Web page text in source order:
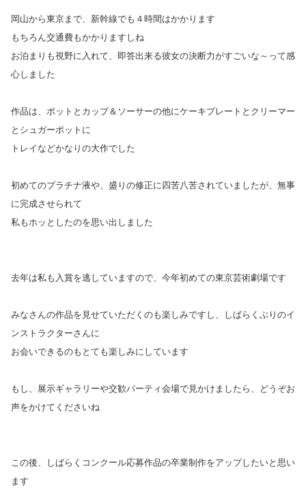
岡山から東京まで、新幹線でも４時間はかかります
もちろん交通費もかかりますしね
お泊まりも視野に入れて、即答出来る彼女の決断力がすごいな～って感
心しました
作品は、ポットとカップ＆ソーサーの他にケーキプレートとクリーマー
とシュガーポットに
トレイなどかなりの大作でした
初めてのプラチナ液や、盛りの修正に四苦八苦されていましたが、無事
に完成させられて
私もホッとしたのを思い出しました
去年は私も入賞を逃していますので、今年初めての東京芸術劇場です
みなさんの作品を見せていただくのも楽しみですし、しばらくぶりのイ
ンストラクターさんに
お会いできるのもとても楽しみにしています
もし、展示ギャラリーや交歓パーティ会場で見かけましたら、どうぞお
声をかけてくださいね
この後、しばらくコンクール応募作品の卒業制作をアップしたいと思い
ます